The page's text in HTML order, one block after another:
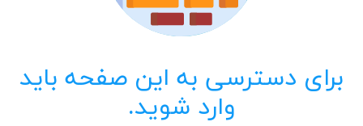
برای دسترسی به این صفحه باید
وارد شوید.